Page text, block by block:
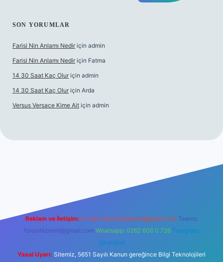
SON YORUMLAR
Farisi Nin Anlamı Nedir için admin
Farisi Nin Anlamı Nedir için Fatma
14 30 Saat Kaç Olur için admin
14 30 Saat Kaç Olur için Arda
Versus Versace Kime Ait için admin
Reklam ve İletişim: E-mail: backlinkpaneli@gmail.com Teams:
forumhizmeti@gmail.com Whatsapp: 0262 606 0 726 Telegram:
@karabul
Yasal Uyarı: Sitemiz, 5651 Sayılı Kanun gereğince Bilgi Teknolojileri